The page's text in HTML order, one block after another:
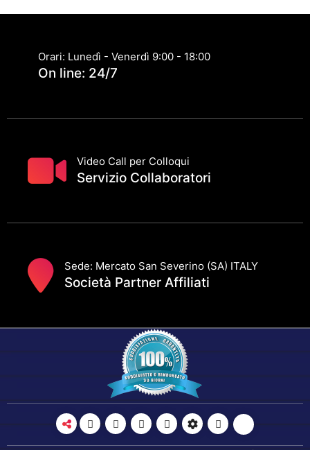
Orari: Lunedì - Venerdì 9:00 - 18:00
On line: 24/7
Video Call per Colloqui
Servizio Collaboratori
Sede: Mercato San Severino (SA) ITALY
Società Partner Affiliati